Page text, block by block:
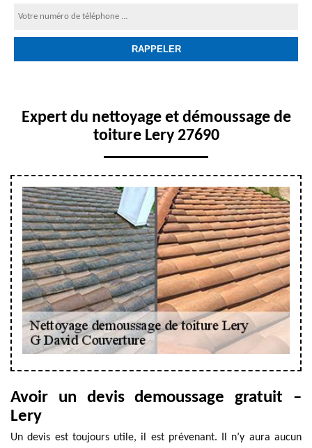
Expert du nettoyage et démoussage de
toiture Lery 27690
Avoir un devis demoussage gratuit –
Lery
Un devis est toujours utile, il est prévenant. Il n’y aura aucun